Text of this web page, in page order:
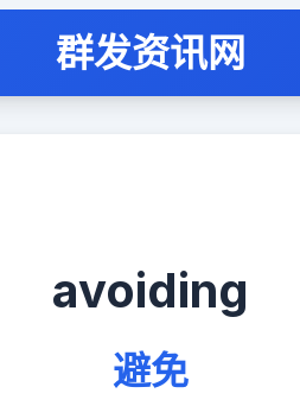
群发资讯网
avoiding
避免